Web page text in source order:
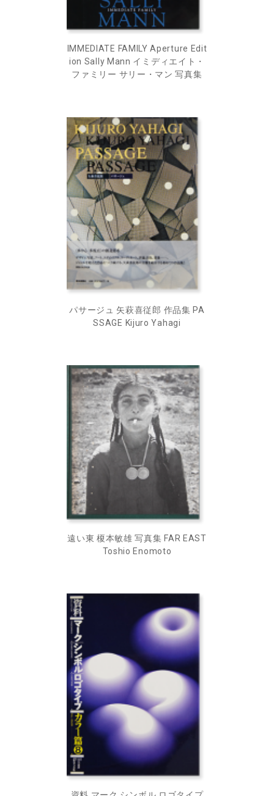
IMMEDIATE FAMILY Aperture Edit
ion Sally Mann イミディエイト・
ファミリー サリー・マン 写真集
パサージュ 矢萩喜従郎 作品集 PA
SSAGE Kijuro Yahagi
遠い東 榎本敏雄 写真集 FAR EAST
Toshio Enomoto